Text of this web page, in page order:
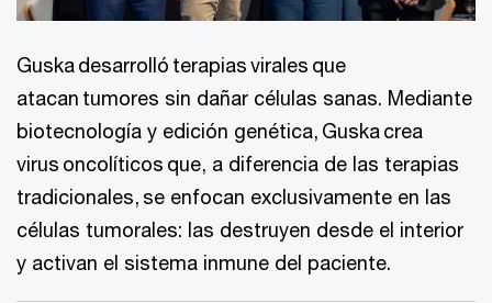
Guska desarrolló terapias virales que
atacan tumores sin dañar células sanas. Mediante
biotecnología y edición genética, Guska crea
virus oncolíticos que, a diferencia de las terapias
tradicionales, se enfocan exclusivamente en las
células tumorales: las destruyen desde el interior
y activan el sistema inmune del paciente.